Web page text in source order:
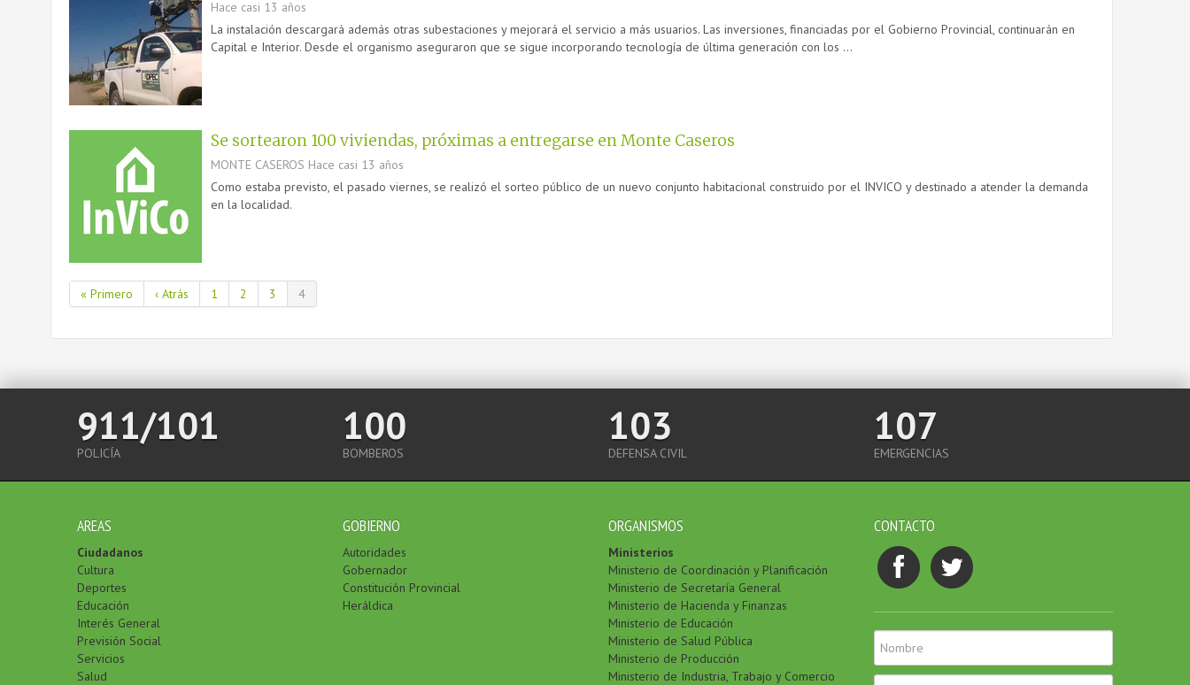
Hace casi 13 años
La instalación descargará además otras subestaciones y mejorará el servicio a más usuarios. Las inversiones, financiadas por el Gobierno Provincial, continuarán en
Capital e Interior. Desde el organismo aseguraron que se sigue incorporando tecnología de última generación con los ...
Se sortearon 100 viviendas, próximas a entregarse en Monte Caseros
MONTE CASEROS Hace casi 13 años
Como estaba previsto, el pasado viernes, se realizó el sorteo público de un nuevo conjunto habitacional construido por el INVICO y destinado a atender la demanda
en la localidad.
« Primero ‹ Atrás 1 2 3 4
911/101
POLICÍA
100
BOMBEROS
103
DEFENSA CIVIL
107
EMERGENCIAS
AREAS
Ciudadanos
Cultura
Deportes
Educación
Interés General
Previsión Social
Servicios
Salud
GOBIERNO
Autoridades
Gobernador
Constitución Provincial
Heráldica
ORGANISMOS
Ministerios
Ministerio de Coordinación y Planificación
Ministerio de Secretaría General
Ministerio de Hacienda y Finanzas
Ministerio de Educación
Ministerio de Salud Pública
Ministerio de Producción
Ministerio de Industria, Trabajo y Comercio
CONTACTO